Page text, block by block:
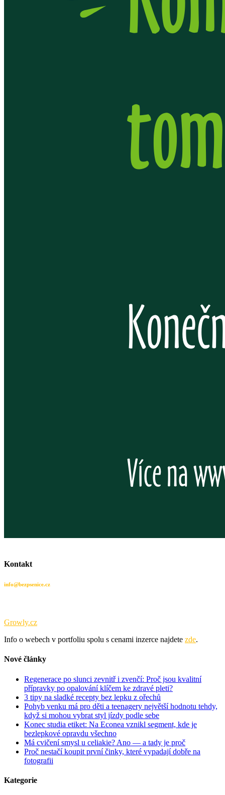
Kontakt
info@bezpsenice.cz
Growly.cz
Info o webech v portfoliu spolu s cenami inzerce najdete zde.
Nové články
Regenerace po slunci zevnitř i zvenčí: Proč jsou kvalitní
přípravky po opalování klíčem ke zdravé pleti?
3 tipy na sladké recepty bez lepku z ořechů
Pohyb venku má pro děti a teenagery největší hodnotu tehdy,
když si mohou vybrat styl jízdy podle sebe
Konec studia etiket: Na Econea vznikl segment, kde je
bezlepkové opravdu všechno
Má cvičení smysl u celiakie? Ano — a tady je proč
Proč nestačí koupit první činky, které vypadají dobře na
fotografii
Kategorie